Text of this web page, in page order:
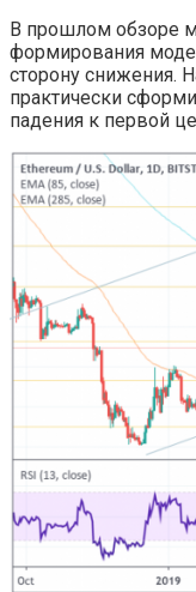
В прошлом обзоре
формирования
сторону снижения.
практически
падения к первой